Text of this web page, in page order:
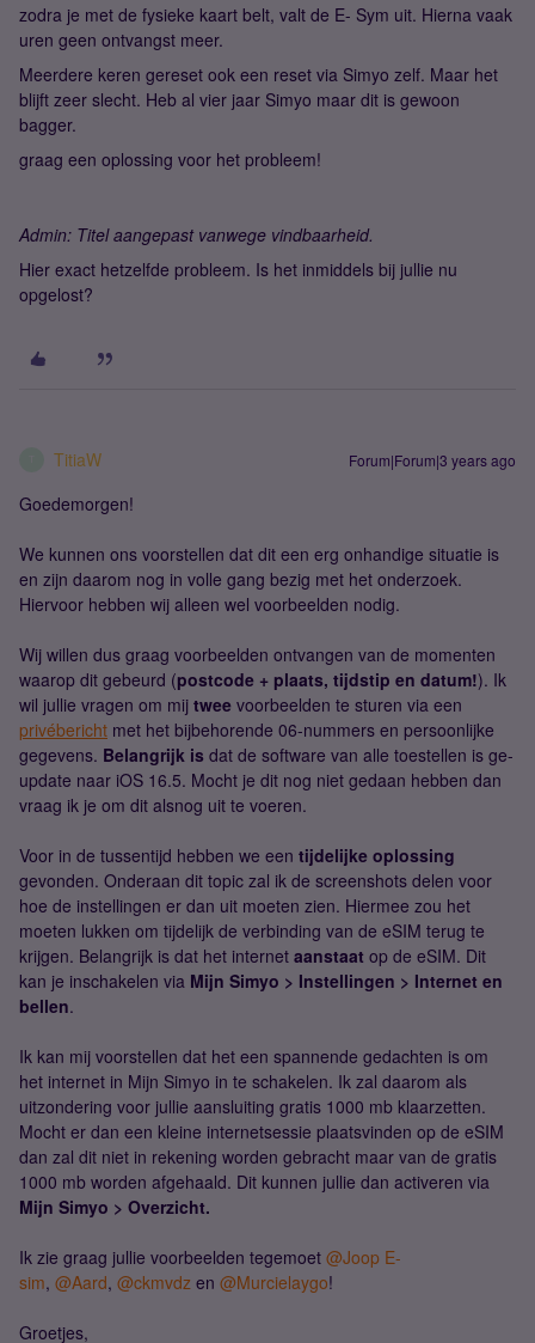
zodra je met de fysieke kaart belt, valt de E- Sym uit. Hierna vaak
uren geen ontvangst meer.
Meerdere keren gereset ook een reset via Simyo zelf. Maar het
blijft zeer slecht. Heb al vier jaar Simyo maar dit is gewoon
bagger.
graag een oplossing voor het probleem!
Admin: Titel aangepast vanwege vindbaarheid.
Hier exact hetzelfde probleem. Is het inmiddels bij jullie nu
opgelost?
TitiaW Forum|Forum|3 years ago
Goedemorgen!
We kunnen ons voorstellen dat dit een erg onhandige situatie is
en zijn daarom nog in volle gang bezig met het onderzoek.
Hiervoor hebben wij alleen wel voorbeelden nodig.
Wij willen dus graag voorbeelden ontvangen van de momenten
waarop dit gebeurd (postcode + plaats, tijdstip en datum!). Ik
wil jullie vragen om mij twee voorbeelden te sturen via een
privébericht met het bijbehorende 06-nummers en persoonlijke
gegevens. Belangrijk is dat de software van alle toestellen is ge-
update naar iOS 16.5. Mocht je dit nog niet gedaan hebben dan
vraag ik je om dit alsnog uit te voeren.
Voor in de tussentijd hebben we een tijdelijke oplossing
gevonden. Onderaan dit topic zal ik de screenshots delen voor
hoe de instellingen er dan uit moeten zien. Hiermee zou het
moeten lukken om tijdelijk de verbinding van de eSIM terug te
krijgen. Belangrijk is dat het internet aanstaat op de eSIM. Dit
kan je inschakelen via Mijn Simyo > Instellingen > Internet en
bellen.
Ik kan mij voorstellen dat het een spannende gedachten is om
het internet in Mijn Simyo in te schakelen. Ik zal daarom als
uitzondering voor jullie aansluiting gratis 1000 mb klaarzetten.
Mocht er dan een kleine internetsessie plaatsvinden op de eSIM
dan zal dit niet in rekening worden gebracht maar van de gratis
1000 mb worden afgehaald. Dit kunnen jullie dan activeren via
Mijn Simyo > Overzicht.
Ik zie graag jullie voorbeelden tegemoet @Joop E-
sim, @Aard, @ckmvdz en @Murcielaygo!
Groetjes,